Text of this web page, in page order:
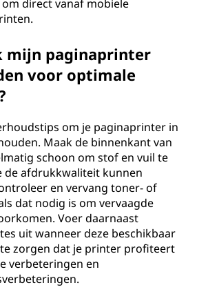
direct vanaf mobiele
mijn paginaprinter
voor optimale
om je paginaprinter in
Maak de binnenkant van
schoon om stof en vuil te
de afdrukkwaliteit kunnen
en vervang toner- of
dat nodig is om vervaagde
Voer daarnaast
uit wanneer deze beschikbaar
zorgen dat je printer profiteert
verbeteringen en